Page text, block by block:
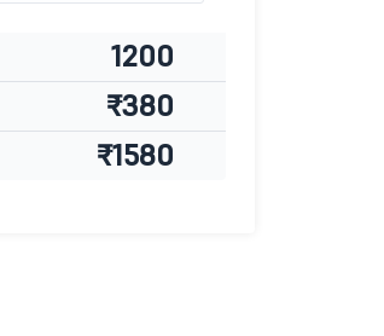
1200
₹380
₹1580